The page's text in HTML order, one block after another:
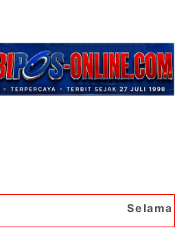
Selamat Datang di Portal